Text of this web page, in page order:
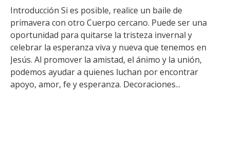
Introducción Si es posible, realice un baile de
primavera con otro Cuerpo cercano. Puede ser una
oportunidad para quitarse la tristeza invernal y
celebrar la esperanza viva y nueva que tenemos en
Jesús. Al promover la amistad, el ánimo y la unión,
podemos ayudar a quienes luchan por encontrar
apoyo, amor, fe y esperanza. Decoraciones...